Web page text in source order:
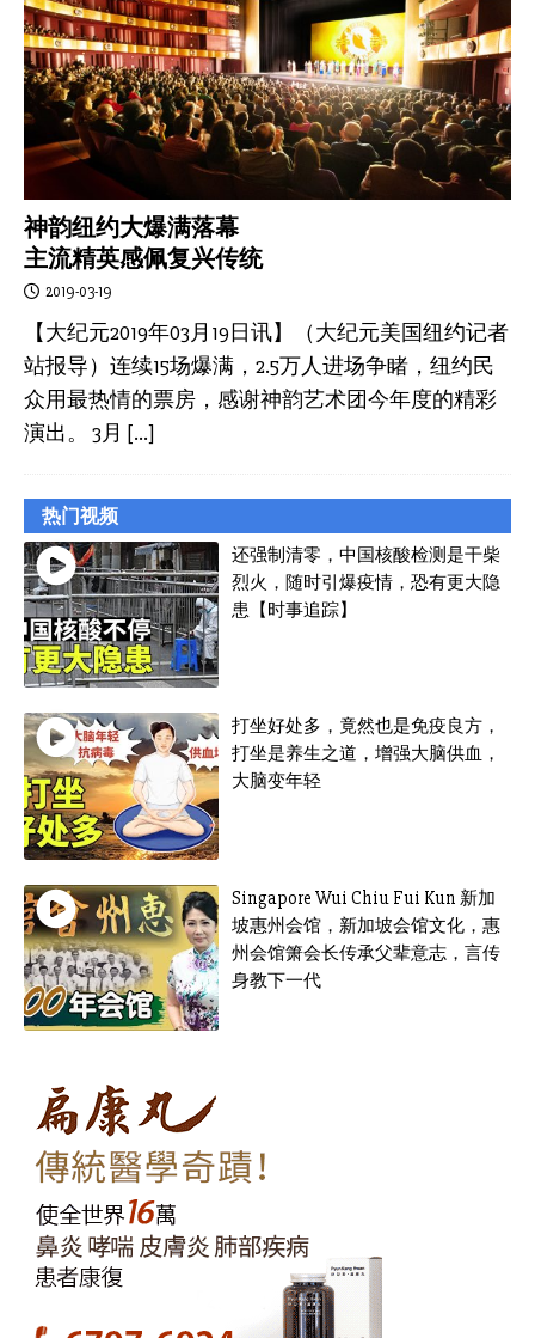
神韵纽约大爆满落幕
主流精英感佩复兴传统
2019-03-19
【大纪元2019年03月19日讯】（大纪元美国纽约记者
站报导）连续15场爆满，2.5万人进场争睹，纽约民
众用最热情的票房，感谢神韵艺术团今年度的精彩
演出。 3月 […]
热门视频
还强制清零，中国核酸检测是干柴
烈火，随时引爆疫情，恐有更大隐
患【时事追踪】
打坐好处多，竟然也是免疫良方，
打坐是养生之道，增强大脑供血，
大脑变年轻
Singapore Wui Chiu Fui Kun 新加
坡惠州会馆，新加坡会馆文化，惠
州会馆箫会长传承父辈意志，言传
身教下一代